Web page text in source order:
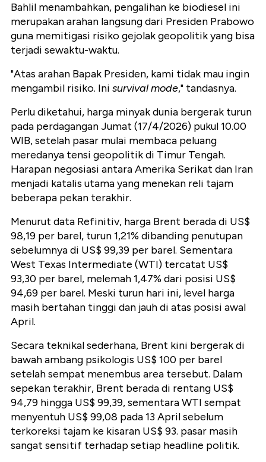
Bahlil menambahkan, pengalihan ke biodiesel ini
merupakan arahan langsung dari Presiden Prabowo
guna memitigasi risiko gejolak geopolitik yang bisa
terjadi sewaktu-waktu.
"Atas arahan Bapak Presiden, kami tidak mau ingin
mengambil risiko. Ini survival mode," tandasnya.
Perlu diketahui, harga minyak dunia bergerak turun
pada perdagangan Jumat (17/4/2026) pukul 10.00
WIB, setelah pasar mulai membaca peluang
meredanya tensi geopolitik di Timur Tengah.
Harapan negosiasi antara Amerika Serikat dan Iran
menjadi katalis utama yang menekan reli tajam
beberapa pekan terakhir.
Menurut data Refinitiv, harga Brent berada di US$
98,19 per barel, turun 1,21% dibanding penutupan
sebelumnya di US$ 99,39 per barel. Sementara
West Texas Intermediate (WTI) tercatat US$
93,30 per barel, melemah 1,47% dari posisi US$
94,69 per barel. Meski turun hari ini, level harga
masih bertahan tinggi dan jauh di atas posisi awal
April.
Secara teknikal sederhana, Brent kini bergerak di
bawah ambang psikologis US$ 100 per barel
setelah sempat menembus area tersebut. Dalam
sepekan terakhir, Brent berada di rentang US$
94,79 hingga US$ 99,39, sementara WTI sempat
menyentuh US$ 99,08 pada 13 April sebelum
terkoreksi tajam ke kisaran US$ 93. pasar masih
sangat sensitif terhadap setiap headline politik.